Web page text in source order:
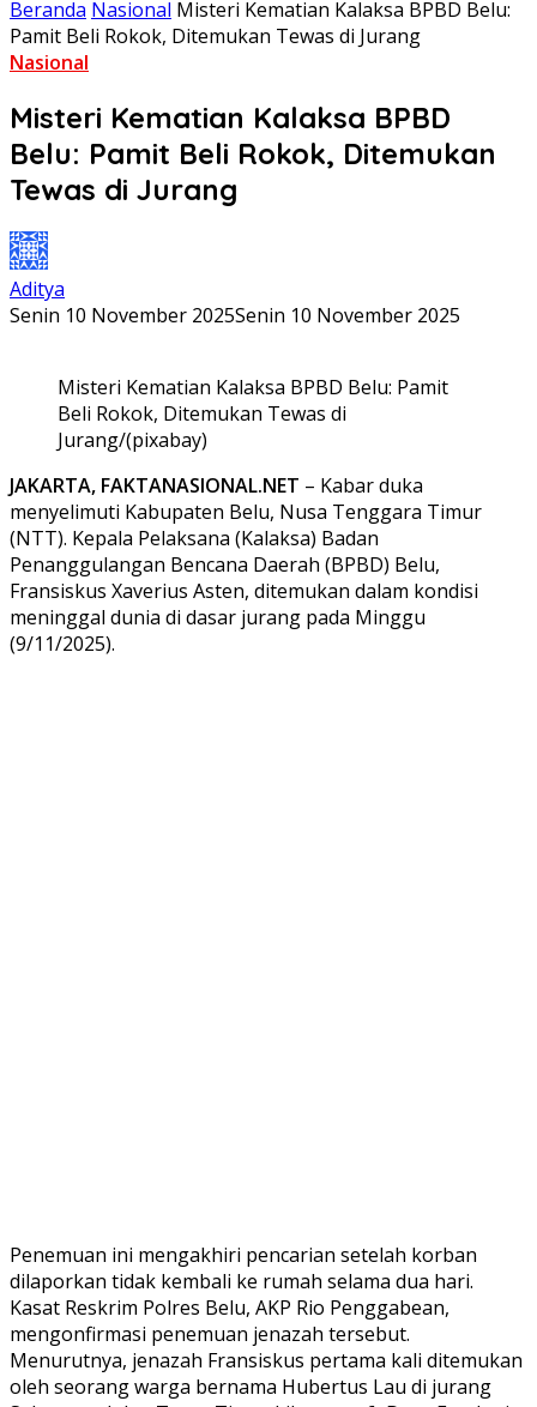
Beranda Nasional Misteri Kematian Kalaksa BPBD Belu:
Pamit Beli Rokok, Ditemukan Tewas di Jurang
Nasional
Misteri Kematian Kalaksa BPBD
Belu: Pamit Beli Rokok, Ditemukan
Tewas di Jurang
Aditya
Senin 10 November 2025Senin 10 November 2025
Misteri Kematian Kalaksa BPBD Belu: Pamit
Beli Rokok, Ditemukan Tewas di
Jurang/(pixabay)
JAKARTA, FAKTANASIONAL.NET – Kabar duka
menyelimuti Kabupaten Belu, Nusa Tenggara Timur
(NTT). Kepala Pelaksana (Kalaksa) Badan
Penanggulangan Bencana Daerah (BPBD) Belu,
Fransiskus Xaverius Asten, ditemukan dalam kondisi
meninggal dunia di dasar jurang pada Minggu
(9/11/2025).
Penemuan ini mengakhiri pencarian setelah korban
dilaporkan tidak kembali ke rumah selama dua hari.
Kasat Reskrim Polres Belu, AKP Rio Penggabean,
mengonfirmasi penemuan jenazah tersebut.
Menurutnya, jenazah Fransiskus pertama kali ditemukan
oleh seorang warga bernama Hubertus Lau di jurang